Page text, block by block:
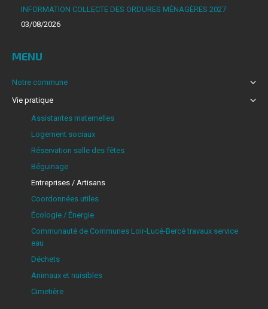
nouvelle
fenêtre
INFORMATION COLLECTE DES ORDURES MÉNAGÈRES 2027
03/08/2026
MENU
Notre commune
Vie pratique
Assistantes maternelles
Logement sociaux
Réservation salle des fêtes
Béguinage
Entreprises / Artisans
Coordonnées utiles
Écologie / Énergie
Communauté de Communes Loir-Lucé-Bercé travaux service
eau
Déchets
Animaux et nuisibles
Cimetière